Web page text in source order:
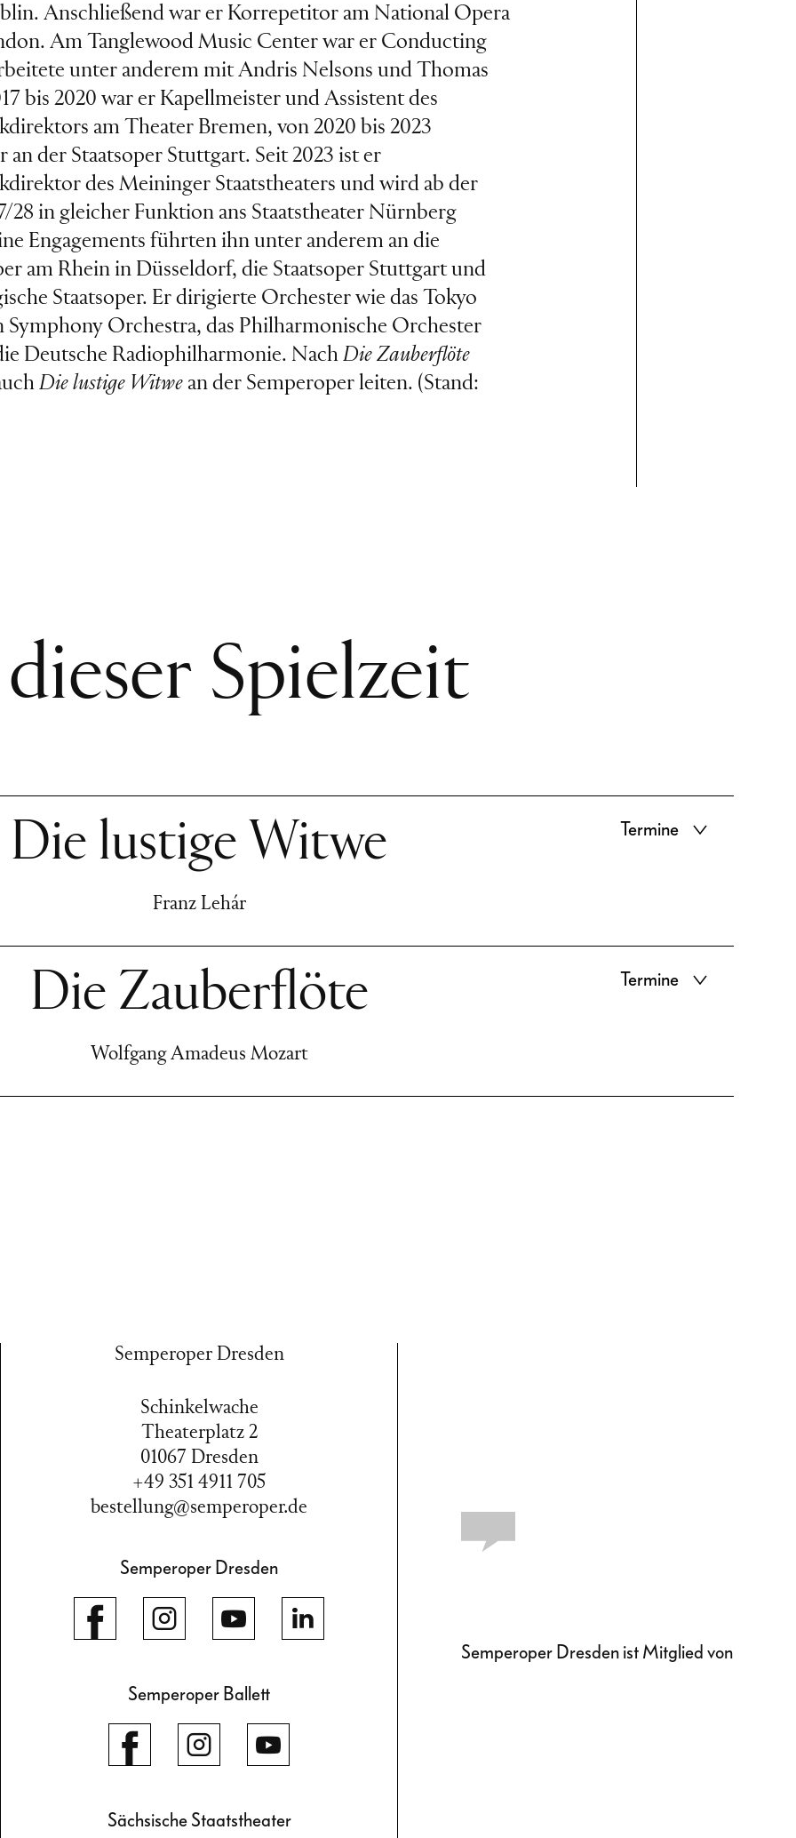
Anschließend war er Korrepetitor am National Opera
Am Tanglewood Music Center war er Conducting
unter anderem mit Andris Nelsons und Thomas
bis 2020 war er Kapellmeister und Assistent des
am Theater Bremen, von 2020 bis 2023
an der Staatsoper Stuttgart. Seit 2023 ist er
des Meininger Staatstheaters und wird ab der
28 in gleicher Funktion ans Staatstheater Nürnberg
Engagements führten ihn unter anderem an die
am Rhein in Düsseldorf, die Staatsoper Stuttgart und
Staatsoper. Er dirigierte Orchester wie das Tokyo
Orchestra, das Philharmonische Orchester
Deutsche Radiophilharmonie. NachDie Zauberflöte
Die lustige Witwe an der Semperoper leiten. (Stand:
Spielzeit
Die lustige Witwe
Franz Lehár
Termine
Die Zauberflöte
Wolfgang Amadeus Mozart
Termine
Semperoper Dresden
Schinkelwache
Theaterplatz 2
01067 Dresden
+49 351 4911 705
bestellung@semperoper.de
Semperoper Dresden
Semperoper Ballett
Sächsische Staatstheater
Semperoper Dresden ist Mitglied von